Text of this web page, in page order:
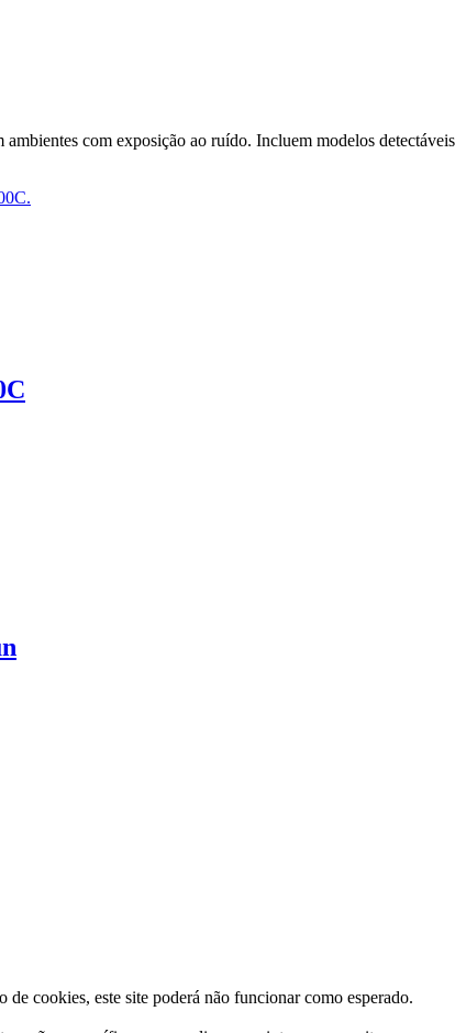
com exposição ao ruído. Incluem modelos
cookies, este site poderá não funcionar como esperado.